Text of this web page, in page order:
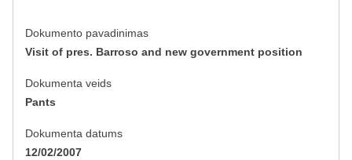
Dokumento pavadinimas
Visit of pres. Barroso and new government position
Dokumenta veids
Pants
Dokumenta datums
12/02/2007